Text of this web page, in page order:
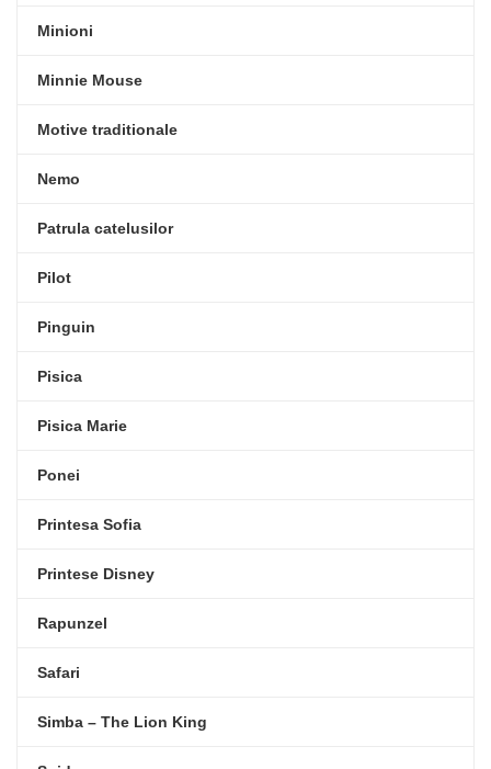
Minioni
Minnie Mouse
Motive traditionale
Nemo
Patrula catelusilor
Pilot
Pinguin
Pisica
Pisica Marie
Ponei
Printesa Sofia
Printese Disney
Rapunzel
Safari
Simba – The Lion King